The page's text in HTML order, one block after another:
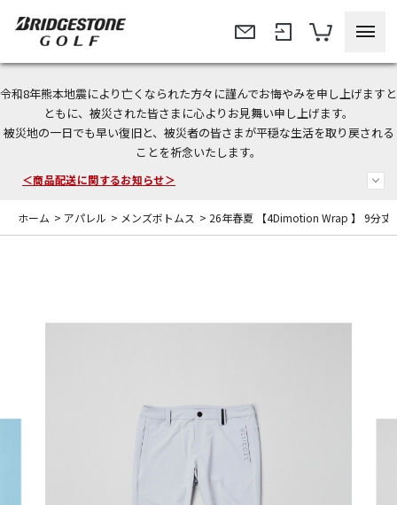
令和8年熊本地震により亡くなられた方々に謹んでお悔やみを申し上げますと
ともに、被災された皆さまに心よりお見舞い申し上げます。
被災地の一日でも早い復旧と、被災者の皆さまが平穏な生活を取り戻される
ことを祈念いたします。
今なら新規会員登録で1,000円OFFクーポンプレゼント！
＜商品配送に関するお知らせ＞
＜夏季休暇中のご注文・発送・お問い合わせ＞
ホーム > アパレル > メンズボトムス > 26年春夏 【4Dimotion Wrap 】 9分丈